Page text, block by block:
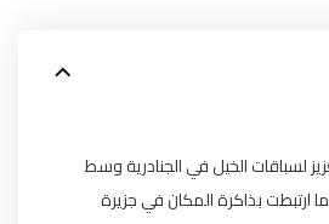
لسباقات الخيل في الجنادرية وسط
ارتبطت بذاكرة المكان في جزيرة